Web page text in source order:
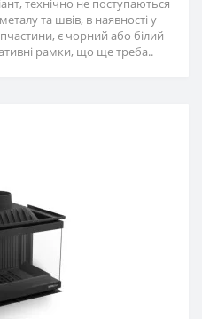
технічно не поступаються
та швів, в наявності у
є чорний або білий
рамки, що ще треба..